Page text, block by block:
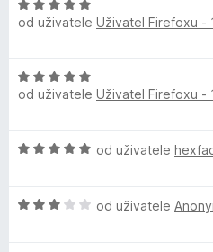
container (where *** is the X
opening in the container tab.
in the @*** container, and
specified container.
Sidebery 5.5.2
l
d
o
H
o
o
c
z
od uživatele Uživatel Firefoxu -
H
o
o
n
od uživatele Uživatel Firefoxu -
H
n
od uživatele
H
od uživatele